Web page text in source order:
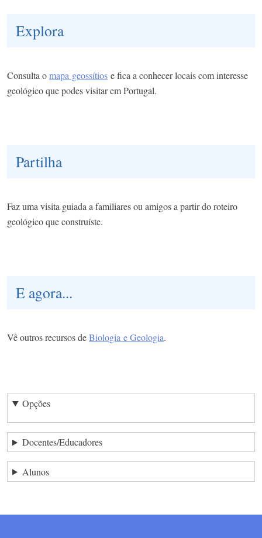
Explora
​Consulta omapa geossítios e fica a conhecer locais com interesse
geológico que podes visitar em Portugal.
Partilha
​Faz uma visita guiada a familiares ou amigos a partir do roteiro
geológico que construíste.
E agora...
Vê outros recursos deBiologia e Geologia.
Opções
Docentes/Educadores
Alunos